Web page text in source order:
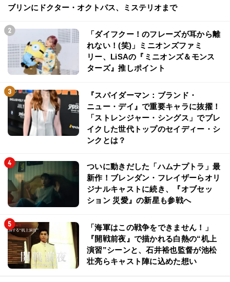
ブリンにドクター・オクトパス、ミステリオまで
「ダイフクー！のフレーズが耳から離
れない！(笑)」ミニオンズファミ
リー、LiSAの『ミニオンズ＆モンス
ターズ』推しポイント
『スパイダーマン：ブランド・
ニュー・デイ』で重要キャラに抜擢！
「ストレンジャー・シングス」でブレ
イクした世代トップのセイディー・シ
ンクとは？
ついに動きだした「ハムナプトラ」最
新作！ブレンダン・フレイザーらオリ
ジナルキャストに続き、『オブセッ
ション 災愛』の新星も参戦へ
「海軍はこの戦争をできません！」
『開戦前夜』で描かれる白熱の“机上
演習”シーンと、石井裕也監督が池松
壮亮らキャスト陣に込めた想い